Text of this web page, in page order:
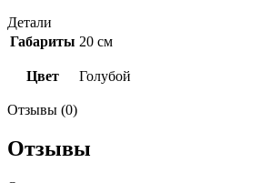
Детали
Габариты 20 см
Цвет Голубой
Отзывы (0)
Отзывы